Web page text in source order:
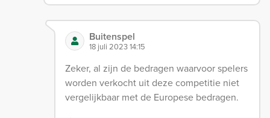
Buitenspel
18 juli 2023 14:15
Zeker, al zijn de bedragen waarvoor spelers
worden verkocht uit deze competitie niet
vergelijkbaar met de Europese bedragen.